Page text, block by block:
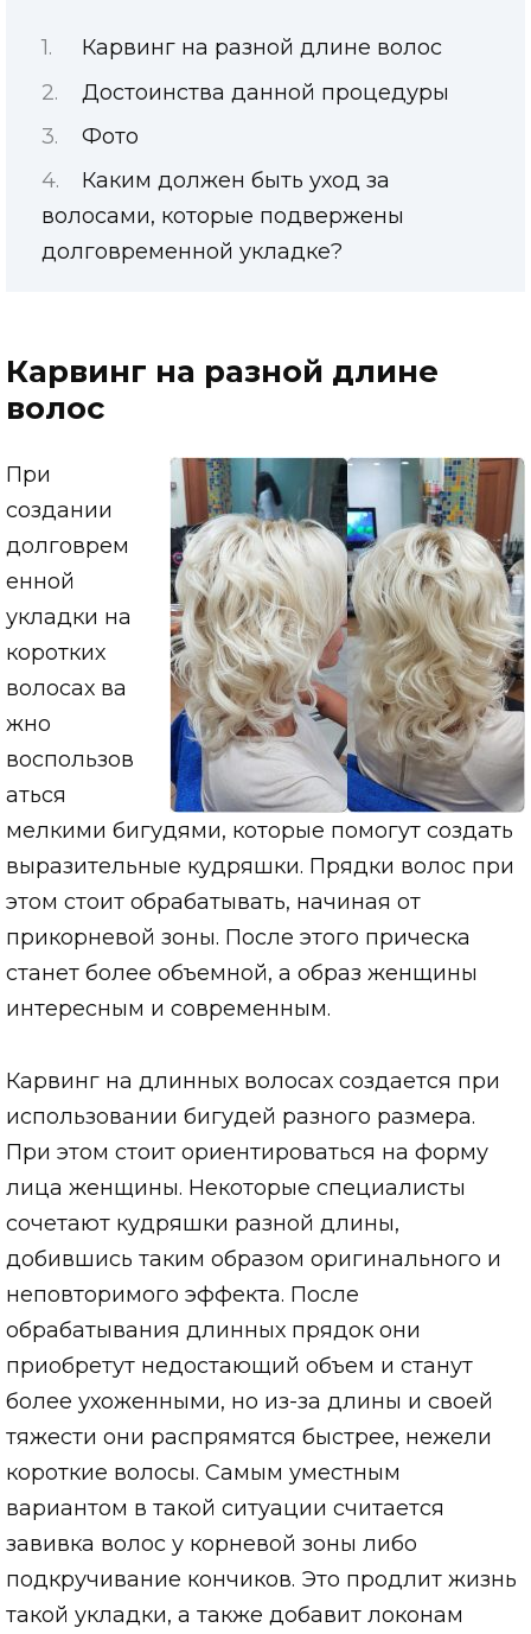
Карвинг на разной длине волос
Достоинства данной процедуры
Фото
Каким должен быть уход за
волосами, которые подвержены
долговременной укладке?
Карвинг на разной длине
волос
При
создании
долговрем
енной
укладки на
коротких
волосах ва
жно
воспользов
аться
мелкими бигудями, которые помогут создать
выразительные кудряшки. Прядки волос при
этом стоит обрабатывать, начиная от
прикорневой зоны. После этого прическа
станет более объемной, а образ женщины
интересным и современным.
Карвинг на длинных волосах создается при
использовании бигудей разного размера.
При этом стоит ориентироваться на форму
лица женщины. Некоторые специалисты
сочетают кудряшки разной длины,
добившись таким образом оригинального и
неповторимого эффекта. После
обрабатывания длинных прядок они
приобретут недостающий объем и станут
более ухоженными, но из-за длины и своей
тяжести они распрямятся быстрее, нежели
короткие волосы. Самым уместным
вариантом в такой ситуации считается
завивка волос у корневой зоны либо
подкручивание кончиков. Это продлит жизнь
такой укладки, а также добавит локонам